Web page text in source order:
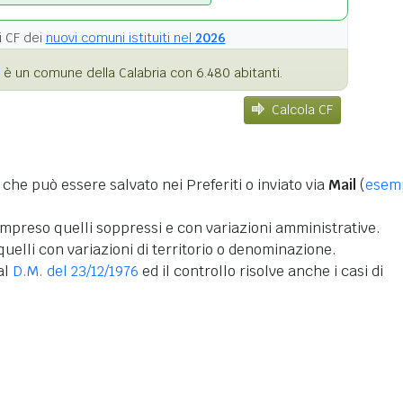
CF dei nuovi comuni istituiti nel 2026
è un comune della Calabria con 6.480 abitanti.
Calcola CF
può essere salvato nei Preferiti o inviato via Mail (
quelli soppressi e con variazioni amministrative.
con variazioni di territorio o denominazione.
D.M. del 23/12/1976 ed il controllo risolve anche i casi di